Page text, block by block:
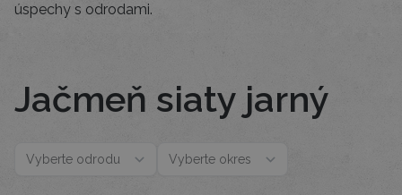
úspechy s odrodami.
Jačmeň siaty jarný